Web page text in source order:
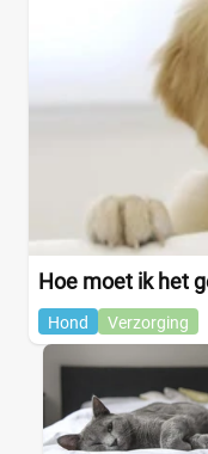
Hoe moet ik het
Hond Verzorging